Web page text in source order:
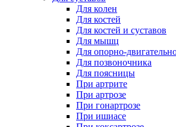
Для колен
Для костей
Для костей и суставов
Для мышц
Для опорно-
Для позвоночника
Для поясницы
При артрите
При артрозе
При гонартрозе
При ишиасе